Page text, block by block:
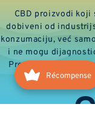
CBD proizvodi
dobiveni od
konzumaciju, već
i ne mogu
Preporučujemo da
Récompense